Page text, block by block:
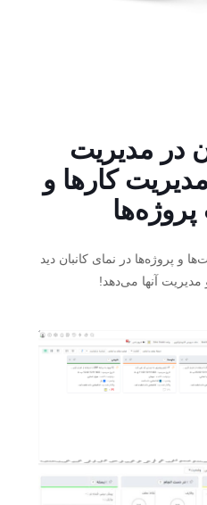
در مدیریت
کارها و
و پروژه‌ها در نمای کانبان دید
آنها می‌دهد!